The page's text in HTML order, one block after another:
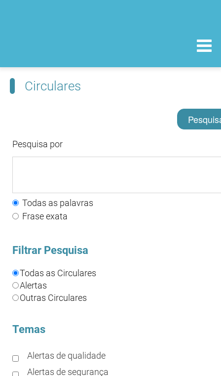
Circulares
Pesquisa por
Todas as palavras
Frase exata
Filtrar Pesquisa
Todas as Circulares
Alertas
Outras Circulares
Temas
Alertas de qualidade
Alertas de segurança